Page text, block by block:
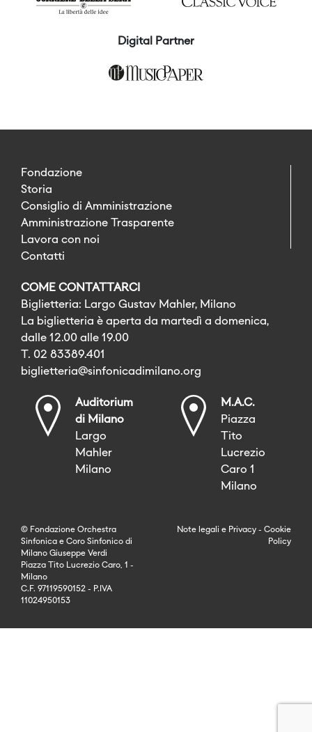
Digital Partner
Fondazione
Storia
Consiglio di Amministrazione
Amministrazione Trasparente
Lavora con noi
Contatti
COME CONTATTARCI
Biglietteria: Largo Gustav Mahler, Milano
La biglietteria è aperta da martedì a domenica,
dalle 12.00 alle 19.00
T. 02 83389.401
biglietteria@sinfonicadimilano.org
Auditorium
di Milano
Largo
Mahler
Milano
M.A.C.
Piazza
Tito
Lucrezio
Caro 1
Milano
© Fondazione Orchestra
Sinfonica e Coro Sinfonico di
Milano Giuseppe Verdi
Piazza Tito Lucrezio Caro, 1 -
Milano
C.F. 97119590152 - P.IVA
11024950153
Note legali e Privacy - Cookie
Policy